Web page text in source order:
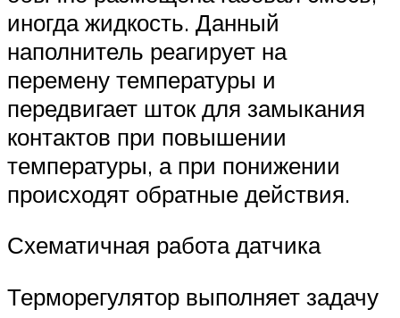
иногда жидкость. Данный
наполнитель реагирует на
перемену температуры и
передвигает шток для замыкания
контактов при повышении
температуры, а при понижении
происходят обратные действия.
Схематичная работа датчика
Терморегулятор выполняет задачу